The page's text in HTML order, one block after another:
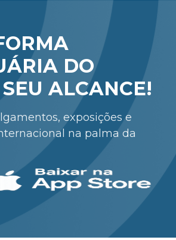
DO
ALCANCE!
exposições e
na palma da